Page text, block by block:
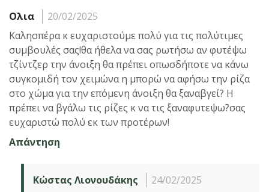
Ολια
20/02/2025
Καλησπέρα κ ευχαριστούμε πολύ για τις πολύτιμες
συμβουλές σας!θα ήθελα να σας ρωτήσω αν φυτέψω
τζίντζερ την άνοιξη θα πρέπει οπωσδήποτε να κάνω
συγκομιδή τον χειμώνα η μπορώ να αφήσω την ρίζα
στο χώμα για την επόμενη άνοιξη θα ξαναβγεί? Η
πρέπει να βγάλω τις ρίζες κ να τις ξαναφυτεψω?σας
ευχαριστώ πολύ εκ των προτέρων!
Απάντηση
Κώστας Λιονουδάκης
24/02/2025